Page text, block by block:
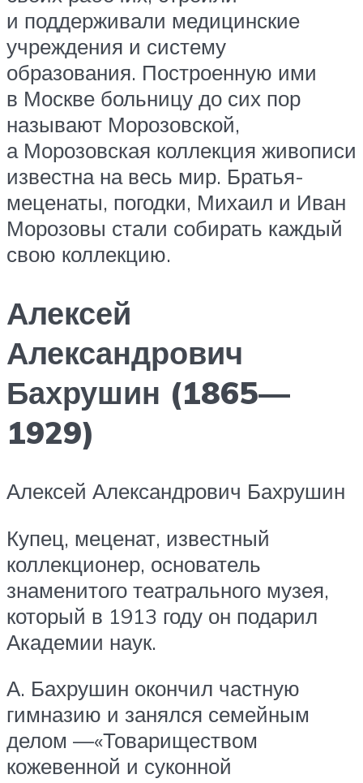
и поддерживали медицинские
учреждения и систему
образования. Построенную ими
в Москве больницу до сих пор
называют Морозовской,
а Морозовская коллекция живописи
известна на весь мир. Братья-
меценаты, погодки, Михаил и Иван
Морозовы стали собирать каждый
свою коллекцию.
Алексей
Александрович
Бахрушин (1865—
1929)
Алексей Александрович Бахрушин
Купец, меценат, известный
коллекционер, основатель
знаменитого театрального музея,
который в 1913 году он подарил
Академии наук.
А. Бахрушин окончил частную
гимназию и занялся семейным
делом —«Товариществом
кожевенной и суконной